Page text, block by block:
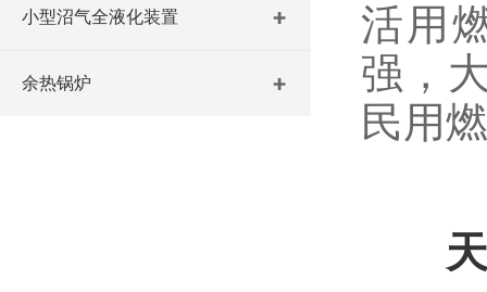
小型沼气全液化装置
余热锅炉
活用
强，
民用